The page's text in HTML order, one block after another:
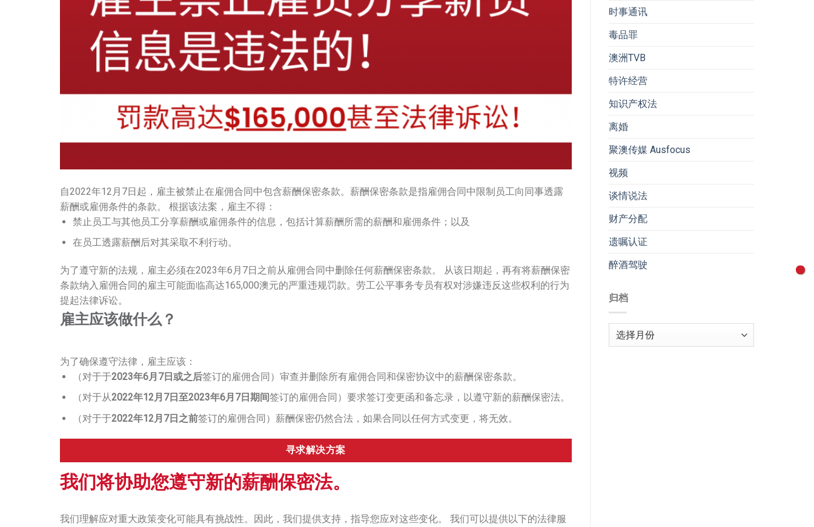
自2022年12月7日起，雇主被禁止在雇佣合同中包含薪酬保密条款。薪酬保密条款是指雇佣合同中限制员工向同事透露
薪酬或雇佣条件的条款。 根据该法案，雇主不得：
禁止员工与其他员工分享薪酬或雇佣条件的信息，包括计算薪酬所需的薪酬和雇佣条件；以及
在员工透露薪酬后对其采取不利行动。
为了遵守新的法规，雇主必须在2023年6月7日之前从雇佣合同中删除任何薪酬保密条款。 从该日期起，再有将薪酬保密
条款纳入雇佣合同的雇主可能面临高达165,000澳元的严重违规罚款。劳工公平事务专员有权对涉嫌违反这些权利的行为
提起法律诉讼。
雇主应该做什么？
为了确保遵守法律，雇主应该：
（对于于2023年6月7日或之后签订的雇佣合同）审查并删除所有雇佣合同和保密协议中的薪酬保密条款。
（对于从2022年12月7日至2023年6月7日期间签订的雇佣合同）要求签订变更函和备忘录，以遵守新的薪酬保密法。
（对于于2022年12月7日之前签订的雇佣合同）薪酬保密仍然合法，如果合同以任何方式变更，将无效。
寻求解决方案
我们将协助您遵守新的薪酬保密法。
我们理解应对重大政策变化可能具有挑战性。因此，我们提供支持，指导您应对这些变化。 我们可以提供以下的法律服
时事通讯
毒品罪
澳洲TVB
特许经营
知识产权法
离婚
聚澳传媒 Ausfocus
视频
谈情说法
财产分配
遗嘱认证
醉酒驾驶
归档